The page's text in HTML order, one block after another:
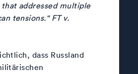
that addressed mul­tiple
ten­sions." FT v.
dass Russland